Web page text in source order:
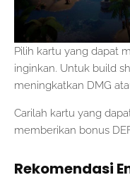
Pilih kartu yang dapat
inginkan. Untuk build
meningkatkan DMG
Carilah kartu yang
memberikan bonus
Rekomendasi